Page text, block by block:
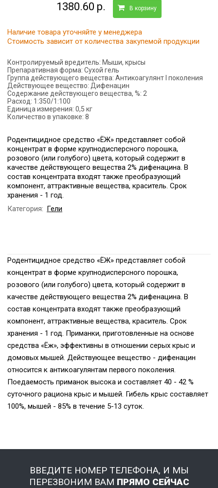
1380.60 р. В корзину
Наличие товара уточняйте у менеджера
Стоимость зависит от количества закупемой продукции
Контролируемый вредитель: Мыши, крысы
Препаративная форма: Сухой гель
Группа действующего вещества: Антикоагулянт I поколения
Действующее вещество: Дифенацин
Содержание действующего вещества, %: 2
Расход: 1:350/1:100
Единица измерения: 0,5 кг
Количество в упаковке: 8
Родентицидное средство «ЁЖ» представляет собой
концентрат в форме крупнодисперсного порошка,
розового (или голубого) цвета, который содержит в
качестве действующего вещества 2% дифенацина. В
состав концентрата входят также преобразующий
компонент, аттрактивные вещества, краситель. Срок
хранения - 1 год.
Категория: Гели
Родентицидное средство «ЁЖ» представляет собой
концентрат в форме крупнодисперсного порошка,
розового (или голубого) цвета, который содержит в
качестве действующего вещества 2% дифенацина. В
состав концентрата входят также преобразующий
компонент, аттрактивные вещества, краситель. Срок
хранения - 1 год. Приманки, приготовленные на основе
средства «Ёж», эффективны в отношении серых крыс и
домовых мышей. Действующее вещество - дифенацин
относится к антикоагулянтам первого поколения.
Поедаемость приманок высока и составляет 40 - 42 %
суточного рациона крыс и мышей. Гибель крыс составляет
100%, мышей - 85% в течение 5-13 суток.
ВВЕДИТЕ НОМЕР ТЕЛЕФОНА, И МЫ
ПЕРЕЗВОНИМ ВАМ ПРЯМО СЕЙЧАС